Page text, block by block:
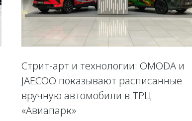
Стрит-арт и технологии: OMODA и
JAECOO показывают расписанные
вручную автомобили в ТРЦ
«Авиапарк»